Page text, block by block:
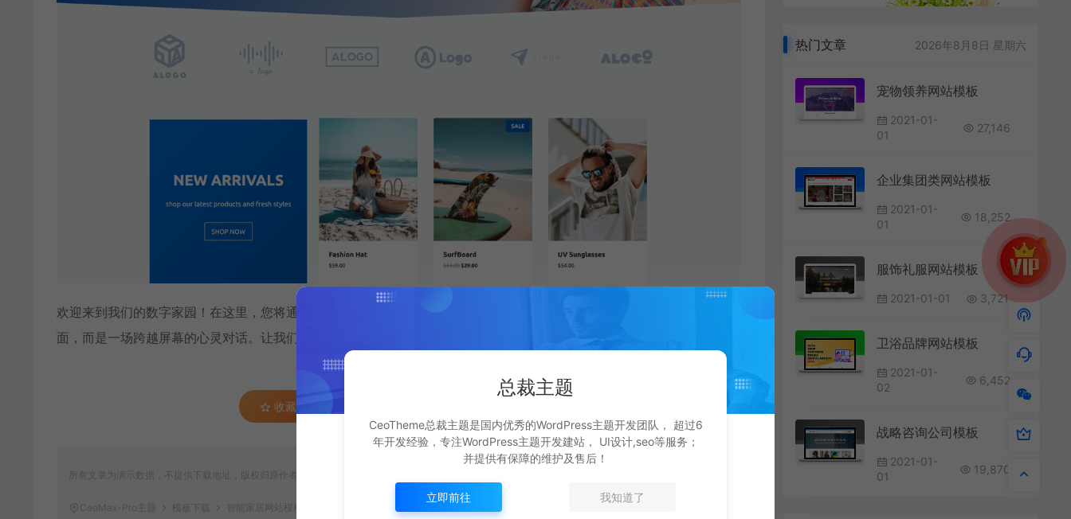
欢迎来到我们的数字家园！在这里，您将通过文字与故事感受到一个充满生命力的成长轨迹。这不仅仅是一个简单的页
面，而是一场跨越屏幕的心灵对话。让我们为您沏上一壶春茶，慢慢讲述这段从平凡到不平凡的旅程。
收藏 (10)
所有文章为演示数据，不提供下载地址，版权归原作者所有，仅提供演示效果！
CeoMax-Pro主题 模板下载 智能家居网站模板 http://ceomax-pro.ceotheme.com/moban/611.html
热门文章 2026年8月8日 星期六
宠物领养网站模板
2021-01-
01
27,146
企业集团类网站模板
2021-01-
01
18,252
服饰礼服网站模板
2021-01-01 3,721
卫浴品牌网站模板
2021-01-
02
6,452
战略咨询公司模板
2021-01-
01
19,870
总裁主题
CeoTheme总裁主题是国内优秀的WordPress主题开发团队， 超过6
年开发经验，专注WordPress主题开发建站， UI设计,seo等服务；
并提供有保障的维护及售后！
立即前往 我知道了